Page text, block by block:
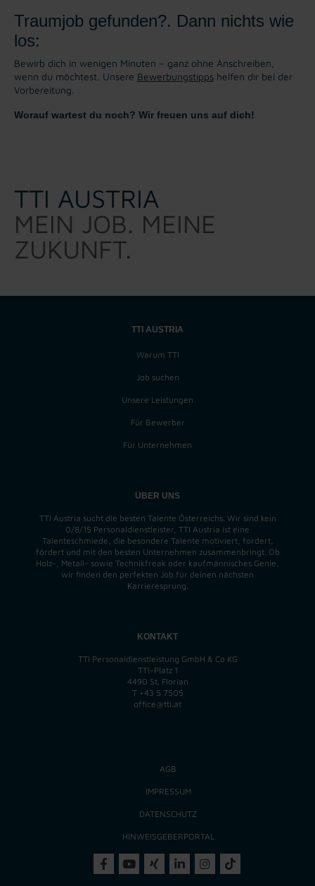
Traumjob gefunden?. Dann nichts wie
los:
Bewirb dich in wenigen Minuten – ganz ohne Anschreiben,
wenn du möchtest. Unsere Bewerbungstipps helfen dir bei der
Vorbereitung.
Worauf wartest du noch? Wir freuen uns auf dich!
TTI AUSTRIA
MEIN JOB. MEINE
ZUKUNFT.
TTI AUSTRIA
Warum TTI
Job suchen
Unsere Leistungen
Für Bewerber
Für Unternehmen
ÜBER UNS
TTI Austria sucht die besten Talente Österreichs. Wir sind kein
0/8/15 Personaldienstleister, TTI Austria ist eine
Talenteschmiede, die besondere Talente motiviert, fordert,
fördert und mit den besten Unternehmen zusammenbringt. Ob
Holz-, Metall- sowie Technikfreak oder kaufmännisches Genie,
wir finden den perfekten Job für deinen nächsten
Karrieresprung.
KONTAKT
TTI Personaldienstleistung GmbH & Co KG
TTI-Platz 1
4490 St. Florian
T +43 5 7505
office@tti.at
AGB
IMPRESSUM
DATENSCHUTZ
HINWEISGEBERPORTAL